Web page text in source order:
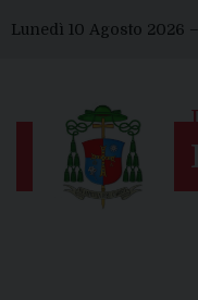
toLunedì 10 Agosto 2026 –